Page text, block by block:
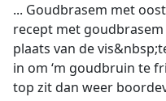
... Goudbrasem met
recept met goudbrasem
plaats van de
in om ‘m goudbruin te
top zit dan weer